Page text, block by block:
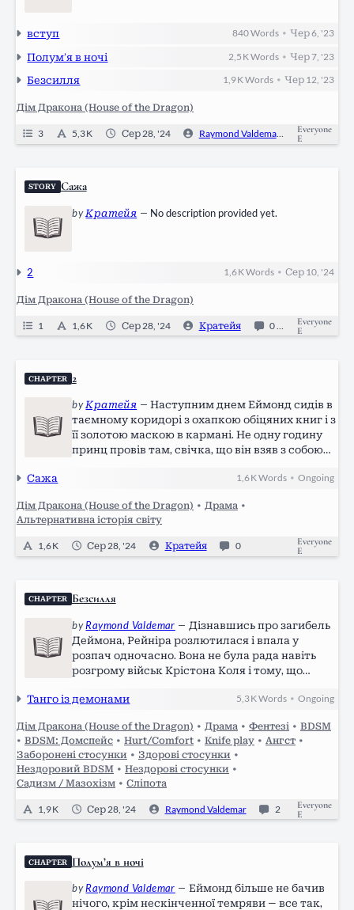
вступ 840Words •Чер 6, '23
Полум’я в ночі 2,5 KWords •Чер 7, '23
Безсилля 1,9 KWords •Чер 12, '23
Дім Дракона (House of the Dragon)
3 5,3 K Сер 28, '24 Raymond Valdemar 2
Everyone
E
STORY Сажа
byКратейя — No description provided yet.
2 1,6 KWords •Сер 10, '24
Дім Дракона (House of the Dragon)
1 1,6 K Сер 28, '24 Кратейя 0 Ongoing
Everyone
E
CHAPTER 2
byКратейя — Наступним днем Еймонд сидів в
таємному коридорі з охапкою обіцяних книг і з
її золотою маскою в кармані. Не одну годину
принц провів там, свічка, що він взяв з собою
кроки. З-за рогу вийшла вона. -Ти міг лишити
Сажа 1,6 KWords •Ongoing
Дім Дракона (House of the Dragon) • Драма •
Альтернативна історія світу
1,6 K Сер 28, '24 Кратейя 0
Everyone
E
CHAPTER Безсилля
byRaymond Valdemar — Дізнавшись про загибель
Деймона, Рейніра розлютилася і впала у
розпач одночасно. Вона не була рада навіть
розгрому військ Крістона Коля і тому, що
Деймон був її козирем, її правою рукою,
Танго із демонами 5,3 KWords •Ongoing
Дім Дракона (House of the Dragon) • Драма • Фентезі • BDSM
• BDSM: Домспейс • Hurt/Comfort • Knife play • Ангст •
Заборонені стосунки • Здорові стосунки •
Нездоровий BDSM • Нездорові стосунки •
Садизм / Мазохізм • Сліпота
1,9 K Сер 28, '24 Raymond Valdemar 2
Everyone
E
CHAPTER Полум’я в ночі
byRaymond Valdemar — Еймонд більше не бачив
нічого, крім нескінченної темряви — все так,